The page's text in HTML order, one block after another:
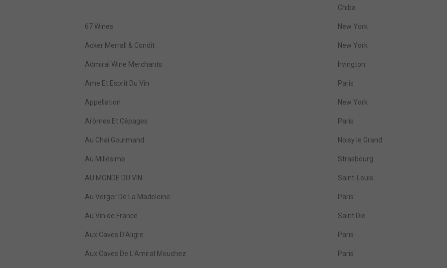
Chiba
67 Wines New York
Acker Merrall & Condit New York
Admiral Wine Merchants Irvington
Ame Et Esprit Du Vin Paris
Appellation New York
Arômes Et Cépages Paris
Au Chai Gourmand Noisy le Grand
Au Millésime Strasbourg
AU MONDE DU VIN Saint-Louis
Au Verger De La Madeleine Paris
Au Vin de France Saint Die
Aux Caves D'Aligre Paris
Aux Caves De L'Amiral Mouchez Paris